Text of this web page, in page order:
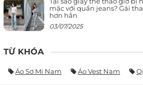
mặc với quần jeans? Gái
hơn hẳn
03/07/2025
TỪ KHÓA
Áo Sơ Mi Nam Áo Vest Nam